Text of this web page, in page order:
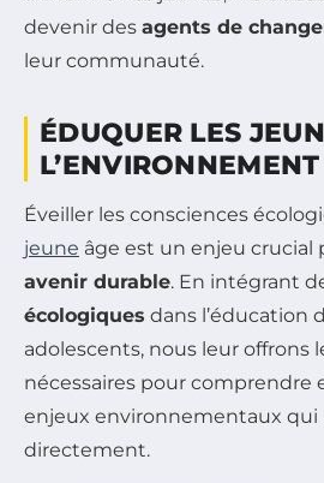
devenir des agents de
leur communauté.
ÉDUQUER LES
L’ENVIRONNEMENT
Éveiller les consciences
jeune âge est un enjeu crucial
avenir durable. En intégrant
écologiques dans l’éducation
adolescents, nous leur offrons
nécessaires pour comprendre
enjeux environnementaux qui
directement.